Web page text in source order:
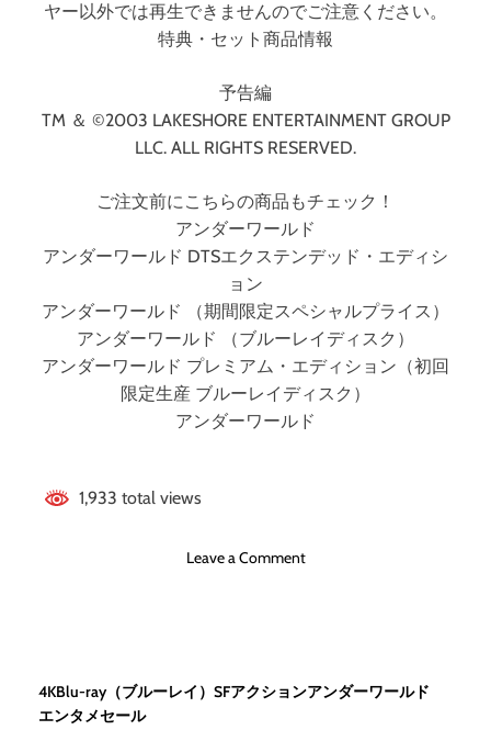
ヤー以外では再生できませんのでご注意ください。
特典・セット商品情報
予告編
TM ＆ ©2003 LAKESHORE ENTERTAINMENT GROUP
LLC. ALL RIGHTS RESERVED.
ご注文前にこちらの商品もチェック！
アンダーワールド
アンダーワールド DTSエクステンデッド・エディシ
ョン
アンダーワールド （期間限定スペシャルプライス）
アンダーワールド （ブルーレイディスク）
アンダーワールド プレミアム・エディション（初回
限定生産 ブルーレイディスク）
アンダーワールド
1,933 total views
Leave a Commento
ワ
4KBlu-ray（ブルーレイ） SFアクションアンダーワールド
エンタメセール